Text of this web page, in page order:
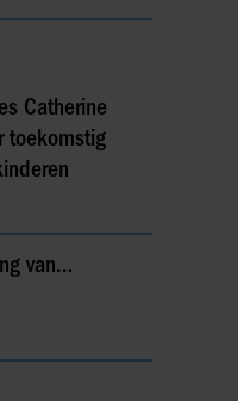
Catherine
toekomstig
van…